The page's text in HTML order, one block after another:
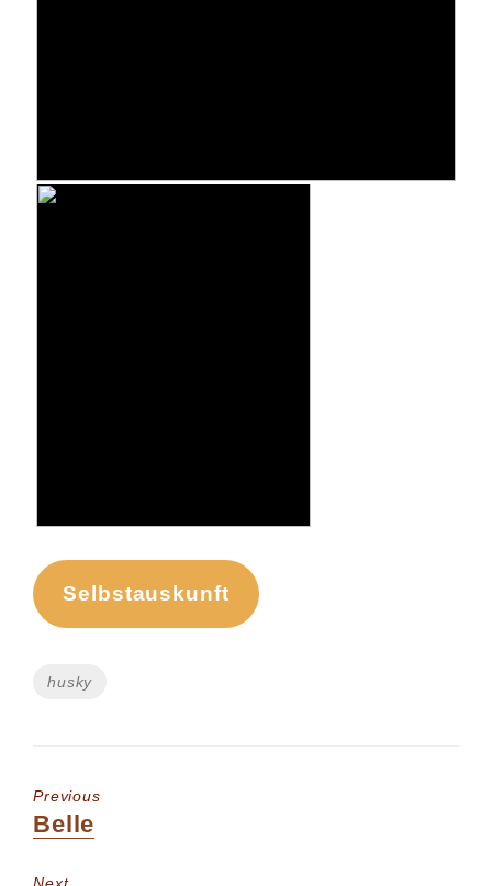
Selbstauskunft
Tags
husky
Previous
Previous
Belle